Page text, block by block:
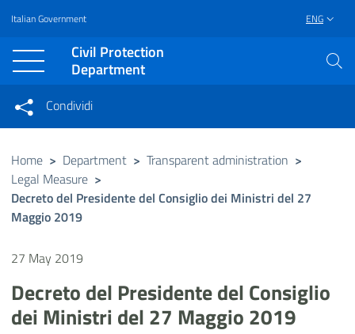
Vai al contenuto principale
Raggiungi il piè di pagina
Italian Government ENG
Civil Protection
Department
Condividi su Facebook
Condividi su Twitter
Condividi
Condividi sui social network
Home > Department > Transparent administration >
Legal Measure >
Decreto del Presidente del Consiglio dei Ministri del 27
Maggio 2019
27 May 2019
Decreto del Presidente del Consiglio
dei Ministri del 27 Maggio 2019